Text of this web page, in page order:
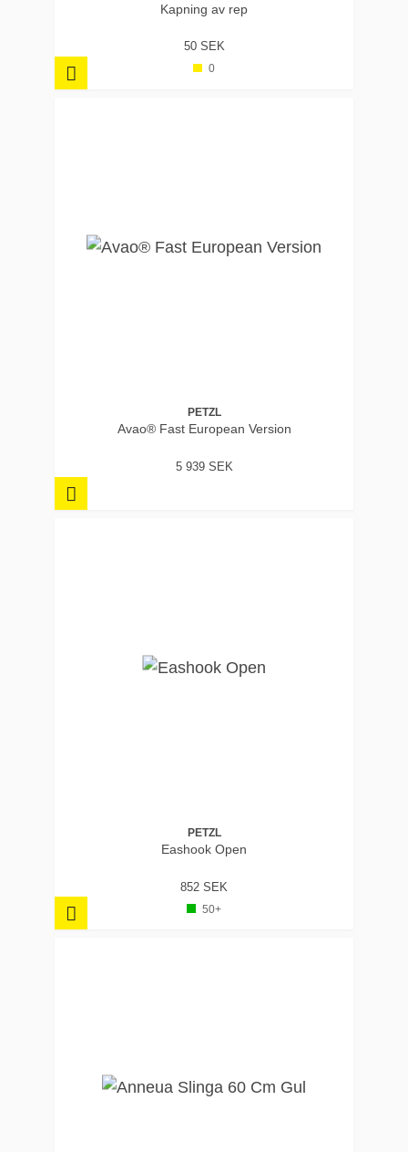
Kapning av rep
50 SEK
0
PETZL
Avao® Fast European Version
5 939 SEK
PETZL
Eashook Open
852 SEK
50+